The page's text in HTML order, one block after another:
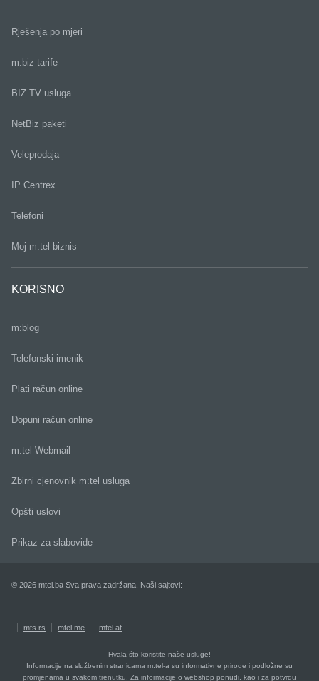
Rješenja po mjeri
m:biz tarife
BIZ TV usluga
NetBiz paketi
Veleprodaja
IP Centrex
Telefoni
Moj m:tel biznis
KORISNO
m:blog
Telefonski imenik
Plati račun online
Dopuni račun online
m:tel Webmail
Zbirni cjenovnik m:tel usluga
Opšti uslovi
Prikaz za slabovide
© 2026 mtel.ba Sva prava zadržana. Naši sajtovi:
mts.rs mtel.me mtel.at
Hvala što koristite naše usluge!
Informacije na službenim stranicama m:tel-a su informativne prirode i podložne su
promjenama u svakom trenutku. Za informacije o webshop ponudi, kao i za potvrdu